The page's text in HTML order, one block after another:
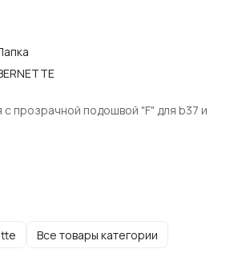
прозрачной подошвой "F" для b37 и
Все товары категории